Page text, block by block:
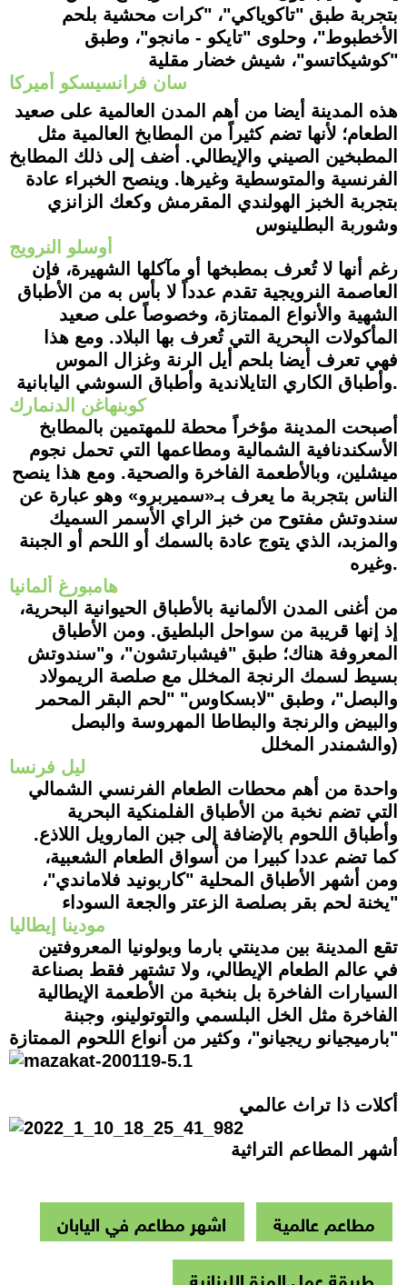
بتجربة طبق "تاكوياكي"، "كرات محشية بلحم
الأخطبوط"، وحلوى "تايكو - مانجو"، وطبق
"كوشيكاتسو"، شيش خضار مقلية
سان فرانسيسكو
أميركا
هذه المدينة أيضا من أهم المدن العالمية على صعيد
الطعام؛ لأنها تضم كثيراً من المطابخ العالمية مثل
المطبخين الصيني والإيطالي. أضف إلى ذلك المطابخ
الفرنسية والمتوسطية وغيرها. وينصح الخبراء عادة
بتجربة الخبز الهولندي المقرمش وكعك الزانزي
وشوربة البطلينوس
أوسلو النرويج
رغم أنها لا تُعرف بمطبخها أو مآكلها الشهيرة، فإن
العاصمة النرويجية تقدم عدداً لا بأس به من الأطباق
الشهية والأنواع الممتازة، وخصوصاً على صعيد
المأكولات البحرية التي تُعرف بها البلاد. ومع هذا
فهي تعرف أيضا بلحم أيل الرنة وغزال الموس
وأطباق الكاري التايلاندية وأطباق السوشي اليابانية.
كوبنهاغن الدنمارك
أصبحت المدينة مؤخراً محطة للمهتمين بالمطابخ
الأسكندنافية الشمالية ومطاعمها التي تحمل نجوم
ميشلين، وبالأطعمة الفاخرة والصحية. ومع هذا ينصح
الناس بتجربة ما يعرف بـ«سميربرو» وهو عبارة عن
سندوتش مفتوح من خبز الراي الأسمر السميك
والمزبد، الذي يتوج عادة بالسمك أ و اللحم أو الجبنة
وغيره.
هامبورغ ألمانيا
من أغنى المدن الألمانية بالأطباق الحيوانية البحرية،
إذ إنها قريبة من سواحل البلطيق. ومن الأطباق
المعروفة هناك؛ طبق "فيشبارتشون"، و"سندوتش
بسيط لسمك الرنجة المخلل مع صلصة الريمولاد
والبصل"، وطبق "لابسكاوس" "لحم ا لبقر المحمر
والبيض والرنجة والبطاطا المهروسة والبصل
والشمندر المخلل)
ليل فرنسا
واحدة من أهم محطات الطعام الفرنسي الشمالي
التي تضم نخبة من الأطباق الفلمنكية البحرية
وأطباق اللحوم بالإضافة إلى جبن المارويل اللاذع.
كما تضم عددا كبيرا من أسوا ق الطعام الشعبية،
ومن أشهر الأطباق المحلية "كاربونيد فلاماندي"،
"يخنة لحم بقر بصلصة الزعتر والجعة السوداء
مودينا إيطاليا
تقع المدينة بين مدينتي بارما وبولونيا المعروفتين
في عالم الطعام الإيطالي، ولا تشتهر فقط بصناعة
السيارات الفاخرة بل بنخبة من الأطعمة الإيطالية
الفاخرة مثل الخل البلسمي والتوتولينو، وجبنة
"بارميجيانو ريجيانو"، وكثير من أنواع اللحوم الممتازة
أكلات ذا تراث عالمي
أشهر المطاعم التراثية
مطاعم عالمية
اشهر مطاعم في اليابان
طريقة عمل المزة اللبنانية